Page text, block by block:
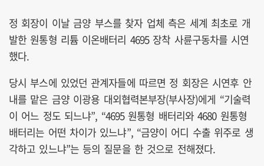
정 회장이 이날 금양 부스를 찾자 업체 측은 세계 최초로 개
발한 원통형 리튬 이온배터리 4695 장착 사륜구동차를 시연
했다.
당시 부스에 있었던 관계자들에 따르면 정 회장은 시연후 안
내를 맡은 금양 이광용 대외협력본부장(부사장)에게 “기술력
이 어느 정도 되느냐”, “4695 원통형 배터리와 4680 원통형
배터리는 어떤 차이가 있느냐”, “금양이 어디 수출 위주로 생
각하고 있느냐”는 등의 질문을 한 것으로 전해졌다.